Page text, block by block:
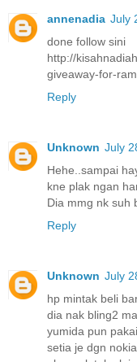
annenadia July
done follow sini
http://
giveaway-for-
Reply
Unknown July
Hehe..sampai
kne plak ngan
Dia mmg nk suh
Reply
Unknown July
hp mintak beli
dia nak bling2
yumida pun
setia je dgn nokia